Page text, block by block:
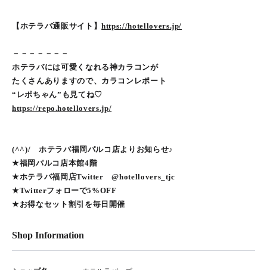
【ホテラバ通販サイト】https://hotellovers.jp/
－－－－－－－
ホテラバには可愛くなれる神カラコンが
たくさんありますので、カラコンレポート
“レポちゃん”も見てね♡
https://repo.hotellovers.jp/
(^^)/ ホテラバ福岡パルコ店よりお知らせ♪
★福岡パルコ店本館4階
★ホテラバ福岡店Twitter @hotellovers_tjc
★Twitterフォローで5%OFF
★お得なセット割引を毎日開催
Shop Information